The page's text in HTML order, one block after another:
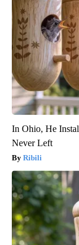
In Ohio, He
Never Left
Ribili